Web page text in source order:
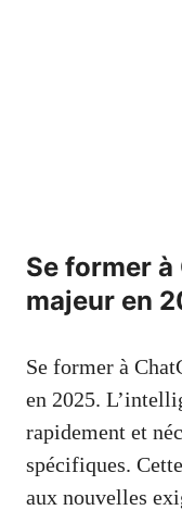
Se former à
majeur en
Se former à
en 2025.
rapidement et
spécifiques.
aux nouvelles